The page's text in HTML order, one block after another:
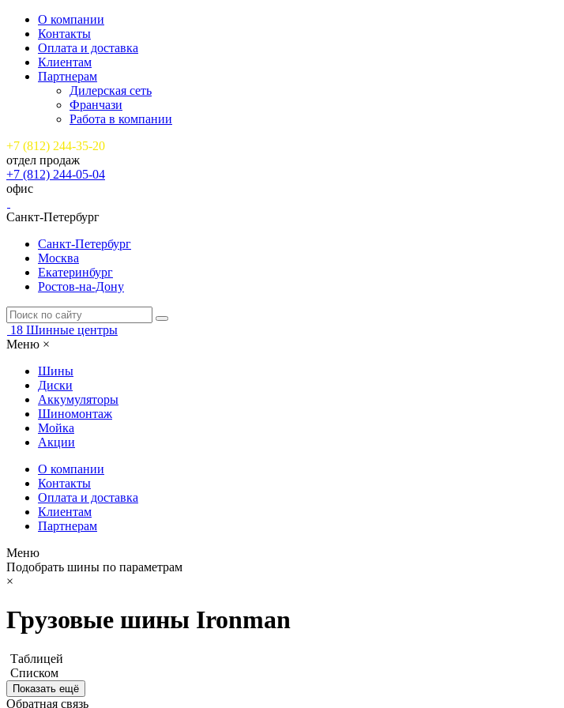
О компании
Контакты
Оплата и доставка
Клиентам
Партнерам
Дилерская сеть
Франчази
Работа в компании
+7 (812) 244-35-20
отдел продаж
+7 (812) 244-05-04
офис
Санкт-Петербург
Санкт-Петербург
Москва
Екатеринбург
Ростов-на-Дону
18 Шинные центры
Меню ×
Шины
Диски
Аккумуляторы
Шиномонтаж
Мойка
Акции
О компании
Контакты
Оплата и доставка
Клиентам
Партнерам
Меню
Подобрать шины по параметрам
×
Грузовые шины Ironman
Таблицей
Списком
Показать ещё
Обратная связь